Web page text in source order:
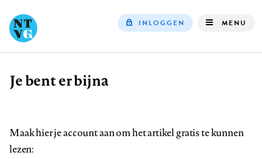
INLOGGEN MENU
Kruimelpad
Je bent er bijna
Maak hier je account aan om het artikel gratis te kunnen
lezen: